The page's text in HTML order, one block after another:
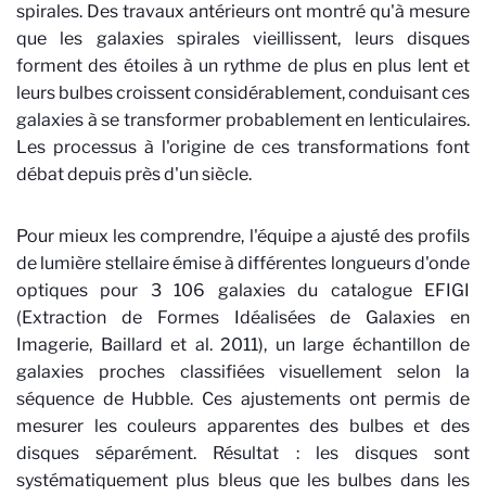
spirales. Des travaux antérieurs ont montré qu'à mesure
que les galaxies spirales vieillissent, leurs disques
forment des étoiles à un rythme de plus en plus lent et
leurs bulbes croissent considérablement, conduisant ces
galaxies à se transformer probablement en lenticulaires.
Les processus à l'origine de ces transformations font
débat depuis près d'un siècle.
Pour mieux les comprendre, l'équipe a ajusté des profils
de lumière stellaire émise à différentes longueurs d'onde
optiques pour 3 106 galaxies du catalogue EFIGI
(Extraction de Formes Idéalisées de Galaxies en
Imagerie, Baillard et al. 2011), un large échantillon de
galaxies proches classifiées visuellement selon la
séquence de Hubble. Ces ajustements ont permis de
mesurer les couleurs apparentes des bulbes et des
disques séparément. Résultat : les disques sont
systématiquement plus bleus que les bulbes dans les